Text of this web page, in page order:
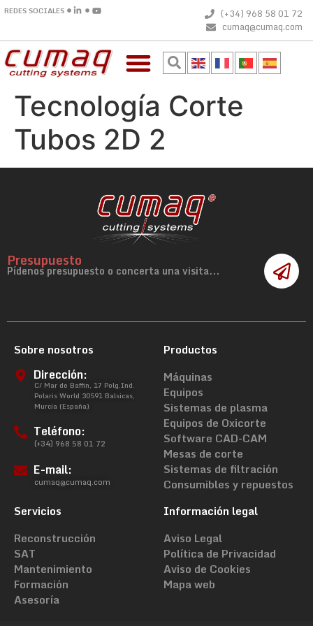
REDES SOCIALES
(+34) 968 58 01 72
cumaq@cumaq.com
Tecnología Corte
Tubos 2D 2
Presupuesto
Pídenos presupuesto o concerta una visita...
Sobre nosotros
Dirección:
C/ Mar de Baffin, 17 Polg.Ind.
Polaris World 30591 Balsicas,
Murcia (España)
Teléfono:
(+34) 968 58 01 72
E-mail:
cumaq@cumaq.com
Productos
Máquinas
Equipos
Sistemas de plasma
Equipos de Oxicorte
Software CAD-CAM
Mesas de corte
Sistemas de filtración
Consumibles y repuestos
Servicios
Reconstrucción
SAT
Mantenimiento
Formación
Asesoría
Información legal
Aviso Legal
Política de Privacidad
Aviso de Cookies
Mapa web